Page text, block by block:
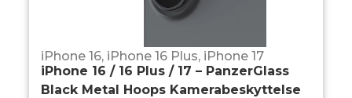
iPhone 16, iPhone 16 Plus, iPhone 17
iPhone 16 / 16 Plus / 17 – PanzerGlass
Black Metal Hoops Kamerabeskyttelse